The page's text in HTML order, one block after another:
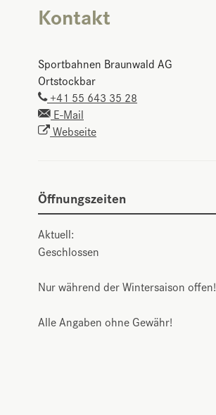
Kontakt
Sportbahnen Braunwald AG
Ortstockbar
+41 55 643 35 28
E-Mail
Webseite
Öffnungszeiten
Aktuell:
Geschlossen
Nur während der Wintersaison offen!
Alle Angaben ohne Gewähr!